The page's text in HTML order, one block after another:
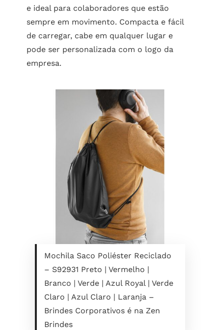
e ideal para colaboradores que estão
sempre em movimento. Compacta e fácil
de carregar, cabe em qualquer lugar e
pode ser personalizada com o logo da
empresa.
Mochila Saco Poliéster Reciclado
– S92931 Preto | Vermelho |
Branco | Verde | Azul Royal | Verde
Claro | Azul Claro | Laranja –
Brindes Corporativos é na Zen
Brindes